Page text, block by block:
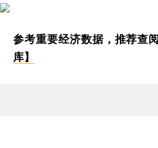
参考重要经济数据，推荐查阅
库】